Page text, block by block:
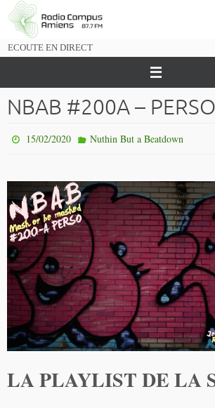
Passer
vers
ECOUTE EN DIRECT
NBAB #200A –
15/02/2020 Nuthin But a Beatdown
LA PLAYLIST DE LA